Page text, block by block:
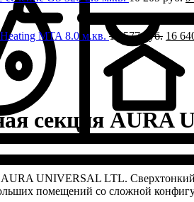
MTA 8.0 м.кв.19 577руб. 16
секция AURA
UNIVERSAL LTL. Сверхтонкий
помещений со сложной